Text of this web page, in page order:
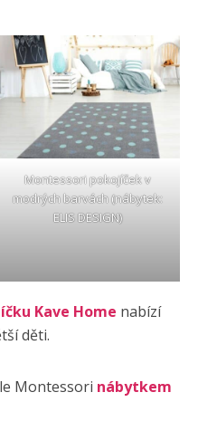
Montessori pokojíček v
modrých barvách (nábytek:
ELIS DESIGN)
Kave Home nabízí
děti.
Montessori nábytkem